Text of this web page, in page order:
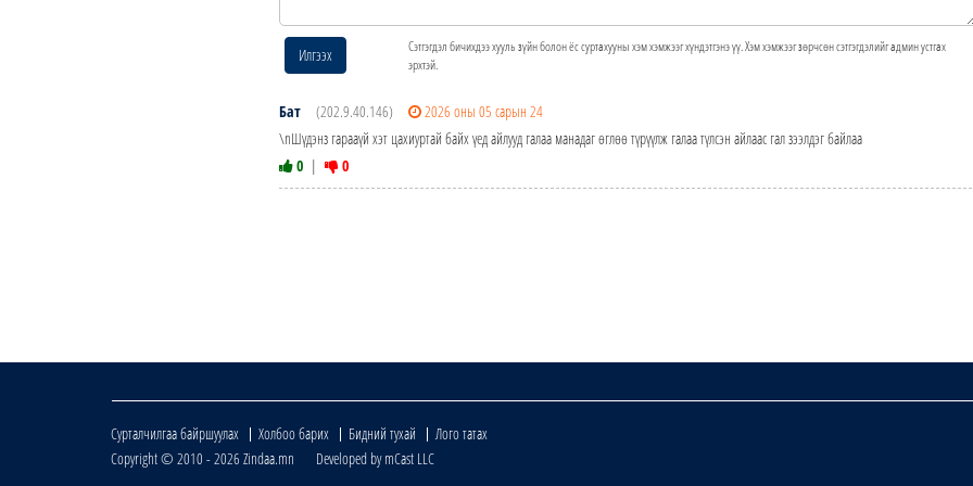
Илгээх
Сэтгэгдэл бичихдээ хууль зүйн болон ёс суртахууны хэм хэмжээг хүндэтгэнэ үү. Хэм хэмжээг зөрчсөн сэтгэгдэлийг админ устгах
эрхтэй.
Бат (202.9.40.146)
2026 оны 05 сарын 24
\nШүдэнз гарааүй хэт цахиуртай байх үед айлууд галаа манадаг өглөө түрүүлж галаа түлсэн айлаас гал зээлдэг байлаа
0 | 0
Сурталчилгаа байршуулах Холбоо барих Бидний тухай
Лого татах
Copyright © 2010 - 2026 Zindaa.mn Developed by mCast LLC